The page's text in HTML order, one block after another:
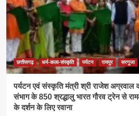
की
बड़ी
शक्ति
राजेश
अग्रवाल
छत्तीसगढ़ धर्म-कला-संस्कृति पर्यटन रायपुर सरगुजा
पर्यटन एवं संस्कृति मंत्री श्री राजेश
संभाग के 850 श्रद्धालु भारत गौरव ट्रेन से
के दर्शन के लिए रवाना